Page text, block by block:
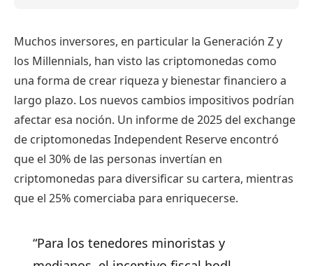
Muchos inversores, en particular la Generación Z y
los Millennials, han visto las criptomonedas como
una forma de crear riqueza y bienestar financiero a
largo plazo. Los nuevos cambios impositivos podrían
afectar esa noción. Un informe de 2025 del exchange
de criptomonedas Independent Reserve encontró
que el 30% de las personas invertían en
criptomonedas para diversificar su cartera, mientras
que el 25% comerciaba para enriquecerse.
“Para los tenedores minoristas y